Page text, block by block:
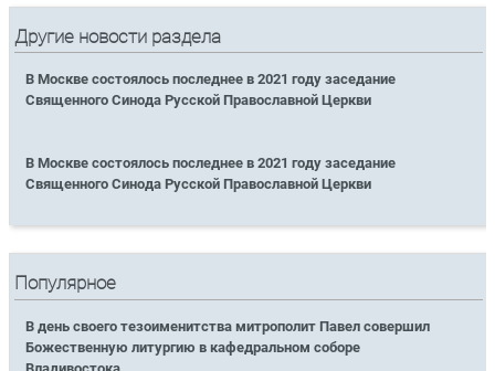
Другие новости раздела
В Москве состоялось последнее в 2021 году заседание
Священного Синода Русской Православной Церкви
В Москве состоялось последнее в 2021 году заседание
Священного Синода Русской Православной Церкви
Популярное
В день своего тезоименитства митрополит Павел совершил
Божественную литургию в кафедральном соборе